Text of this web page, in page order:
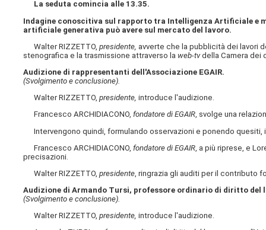
La seduta comincia alle 13.35.
Indagine conoscitiva sul rapporto tra Intelligenza Artificiale e
artificiale generativa può avere sul mercato del lavoro.
Walter RIZZETTO, presidente, avverte che la pubblicità dei lavori
stenografica e la trasmissione attraverso laweb-tvdella Camera dei
Audizione di rappresentanti dell'Associazione EGAIR.
(Svolgimento e conclusione).
Walter RIZZETTO, presidente, introduce l'audizione.
Francesco ARCHIDIACONO,fondatore di EGAIR, svolge una
Intervengono quindi, formulando osservazioni e ponendo quesiti,
Francesco ARCHIDIACONO, fondatore di EGAIR , a più riprese, e
precisazioni.
Walter RIZZETTO, presidente , ringrazia gli auditi per il contributo
Audizione di Armando Tursi, professore ordinario di diritto del
(Svolgimento e conclusione).
Walter RIZZETTO, presidente, introduce l'audizione.